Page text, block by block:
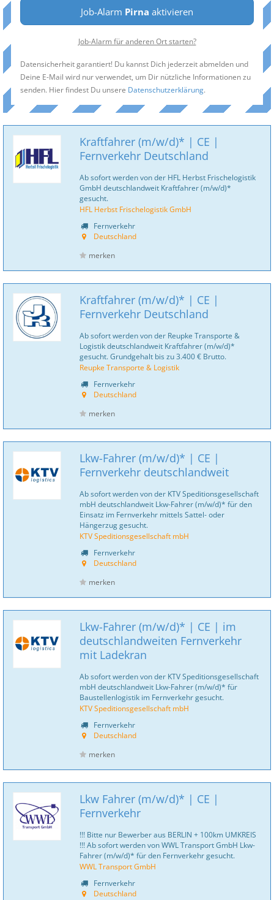
Job-Alarm Pirna aktivieren
Job-Alarm für anderen Ort starten?
Datensicherheit garantiert! Du kannst Dich jederzeit abmelden und
Deine E-Mail wird nur verwendet, um Dir nützliche Informationen zu
senden. Hier findest Du unsere Datenschutzerklärung.
Kraftfahrer (m/w/d)* | CE |
Fernverkehr Deutschland
Ab sofort werden von der HFL Herbst Frischelogistik
GmbH deutschlandweit Kraftfahrer (m/w/d)*
gesucht.
HFL Herbst Frischelogistik GmbH
Fernverkehr
Deutschland
merken
Kraftfahrer (m/w/d)* | CE |
Fernverkehr Deutschland
Ab sofort werden von der Reupke Transporte &
Logistik deutschlandweit Kraftfahrer (m/w/d)*
gesucht. Grundgehalt bis zu 3.400 € Brutto.
Reupke Transporte & Logistik
Fernverkehr
Deutschland
merken
Lkw-Fahrer (m/w/d)* | CE |
Fernverkehr deutschlandweit
Ab sofort werden von der KTV Speditionsgesellschaft
mbH deutschlandweit Lkw-Fahrer (m/w/d)* für den
Einsatz im Fernverkehr mittels Sattel- oder
Hängerzug gesucht.
KTV Speditionsgesellschaft mbH
Fernverkehr
Deutschland
merken
Lkw-Fahrer (m/w/d)* | CE | im
deutschlandweiten Fernverkehr
mit Ladekran
Ab sofort werden von der KTV Speditionsgesellschaft
mbH deutschlandweit Lkw-Fahrer (m/w/d)* für
Baustellenlogistik im Fernverkehr gesucht.
KTV Speditionsgesellschaft mbH
Fernverkehr
Deutschland
merken
Lkw Fahrer (m/w/d)* | CE |
Fernverkehr
!!! Bitte nur Bewerber aus BERLIN + 100km UMKREIS
!!! Ab sofort werden von WWL Transport GmbH Lkw-
Fahrer (m/w/d)* für den Fernverkehr gesucht.
WWL Transport GmbH
Fernverkehr
Deutschland